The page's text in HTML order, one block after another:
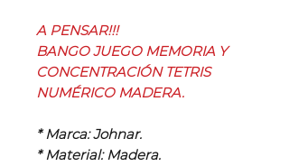
A PENSAR!!!
BANGO JUEGO MEMORIA Y
CONCENTRACIÓN TETRIS
NUMÉRICO MADERA.
* Marca: Johnar.
* Material: Madera.